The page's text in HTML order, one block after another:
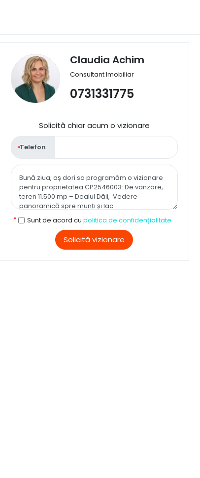
Claudia Achim
Consultant Imobiliar
0731331775
Solicită chiar acum o vizionare
Telefon
Sunt de acord cu politica de confidențialitate
Solicită vizionare